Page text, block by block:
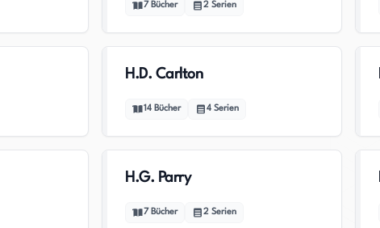
7 Bücher 2 Serien
H.D. Carlton
14 Bücher 4 Serien
H.G. Parry
7 Bücher 2 Serien